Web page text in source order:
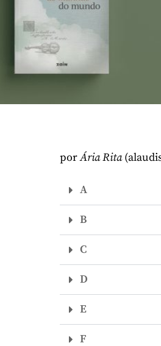
porÁria Rita
A
B
C
D
E
F